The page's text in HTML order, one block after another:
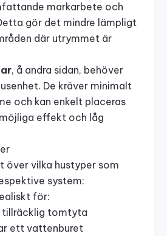
markarbete och
gör det mindre lämpligt
där utrymmet är
, å andra sidan, behöver
De kräver minimalt
och kan enkelt placeras
effekt och låg
över vilka hustyper som
system:
för:
tillräcklig tomtyta
ett vattenburet